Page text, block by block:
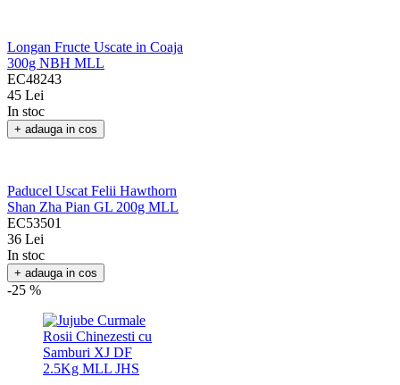
Longan Fructe Uscate in Coaja
300g NBH MLL
EC48243
45 Lei
In stoc
Paducel Uscat Felii Hawthorn
Shan Zha Pian GL 200g MLL
EC53501
36 Lei
In stoc
+ adauga in cos